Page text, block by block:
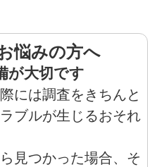
悩みの方へ
が大切です
には調査をきちんと
ブルが生じるおそれ
見つかった場合、そ